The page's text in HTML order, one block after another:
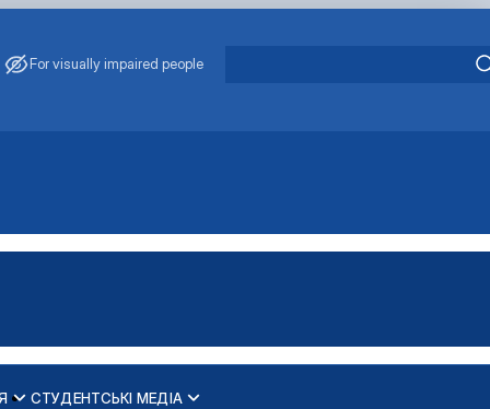
For visually impaired people
СТУДЕНТСЬКІ МЕДІА